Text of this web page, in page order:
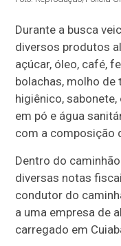
Durante a busca
diversos produtos
açúcar, óleo, café,
bolachas, molho de
higiênico,
em pó e água
com a composição
Dentro do
diversas notas
condutor do
a uma empresa de
carregado em